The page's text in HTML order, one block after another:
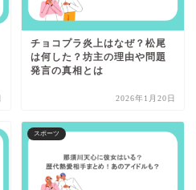
チョコプラ炎上はなぜ？松尾
は何した？坊主の理由や問題
発言の真相とは
2026年1月20日
スポーツ